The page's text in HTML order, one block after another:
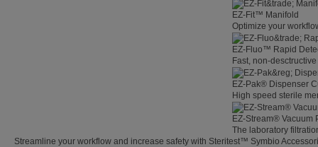
EZ-Fit™ Manifold
Optimize your
EZ-Fluo™ Rapid
Fast, non-
EZ-Pak® Dispenser
High speed sterile
EZ-Stream® Vacuum
The laboratory
Streamline your workflow and increase safety with Steritest™ Symbio